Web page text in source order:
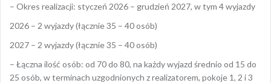
– Okres realizacji: styczeń 2026 – grudzień 2027, w tym 4 wyjazdy
2026 – 2 wyjazdy (łącznie 35 – 40 osób)
2027 – 2 wyjazdy (łącznie 35 – 40 osób)
– Łączna ilość osób: od 70 do 80, na każdy wyjazd średnio od 15 do
25 osób, w terminach uzgodnionych z realizatorem, pokoje 1, 2 i 3